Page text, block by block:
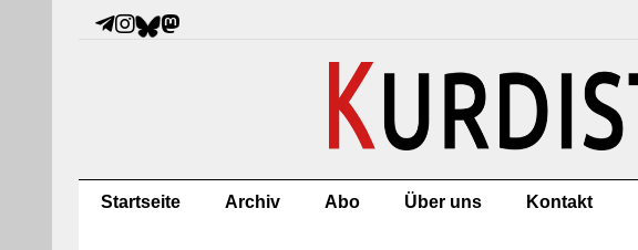
Startseite Archiv Abo Über uns Kontakt